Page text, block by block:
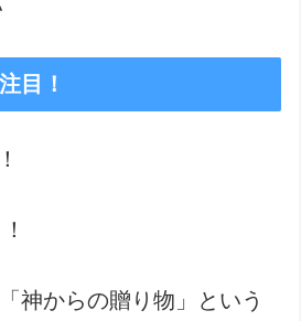
目！
神からの贈り物」という